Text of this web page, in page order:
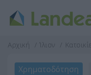
Αρχική Ίλιον
Χρηματοδότηση